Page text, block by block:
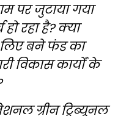
पर जुटाया गया
रहा है? क्या
लिए बने फंड का
विकास कार्यों के
ग्रीन ट्रिब्यूनल